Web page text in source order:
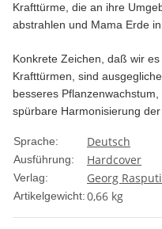
Krafttürme, die an ihre
abstrahlen und Mama Erde
Konkrete Zeichen, daß wir
Krafttürmen, sind
besseres Pflanzenwachstum,
spürbare Harmonisierung der
Sprache: Deutsch
Ausführung: Hardcover
Verlag: Georg
Artikelgewicht:0,66 kg